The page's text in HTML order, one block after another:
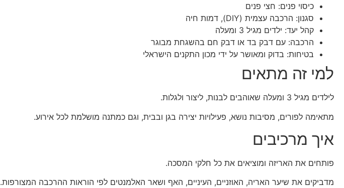
כיסוי פנים: חצי פנים
סגנון: הרכבה עצמית (DIY), דמות חיה
קהל יעד: ילדים מגיל 3 ומעלה
הרכבה: עם דבק בד או דבק חם בהשגחת מבוגר
בטיחות: בדוק ומאושר על ידי מכון התקנים הישראלי
למי זה מתאים
לילדים מגיל 3 ומעלה שאוהבים לבנות, ליצור ולגלות.
מתאימה לפורים, מסיבות נושא, פעילויות יצירה בגן ובבית, וגם כמתנה מושלמת לכל אירוע.
איך מרכיבים
פותחים את האריזה ומוציאים את כל חלקי המסכה.
מדביקים את שיער האריה, האוזניים, העיניים, האף ושאר האלמנטים לפי הוראות ההרכבה המצורפות.